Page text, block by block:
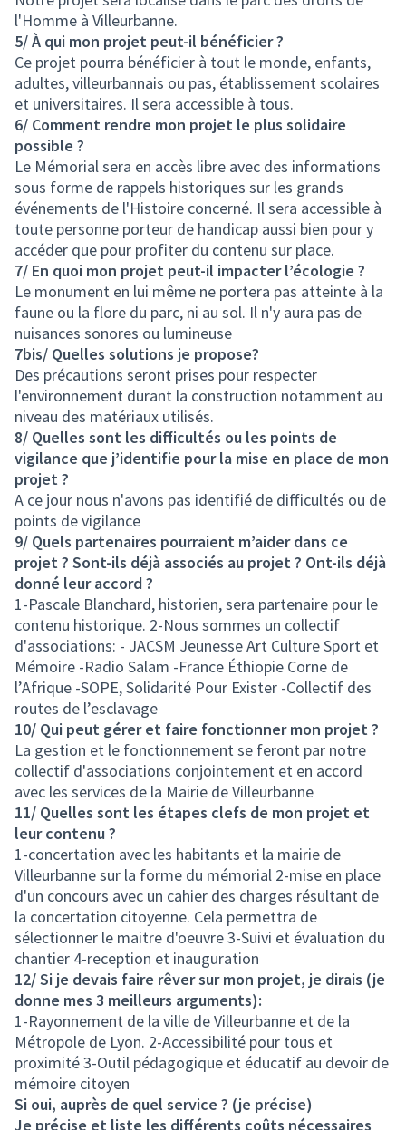
l'Homme à Villeurbanne.
5/ À qui mon projet peut-il bénéficier ?
Ce projet pourra bénéficier à tout le monde, enfants,
adultes, villeurbannais ou pas, établissement scolaires
et universitaires. Il sera accessible à tous.
6/ Comment rendre mon projet le plus solidaire
possible ?
Le Mémorial sera en accès libre avec des informations
sous forme de rappels historiques sur les grands
événements de l'Histoire concerné. Il sera accessible à
toute personne porteur de handicap aussi bien pour y
accéder que pour profiter du contenu sur place.
7/ En quoi mon projet peut-il impacter l’écologie ?
Le monument en lui même ne portera pas atteinte à la
faune ou la flore du parc, ni au sol. Il n'y aura pas de
nuisances sonores ou lumineuse
7bis/ Quelles solutions je propose?
Des précautions seront prises pour respecter
l'environnement durant la construction notamment au
niveau des matériaux utilisés.
8/ Quelles sont les difficultés ou les points de
vigilance que j’identifie pour la mise en place de mon
projet ?
A ce jour nous n'avons pas identifié de difficultés ou de
points de vigilance
9/ Quels partenaires pourraient m’aider dans ce
projet ? Sont-ils déjà associés au projet ? Ont-ils déjà
donné leur accord ?
1-Pascale Blanchard, historien, sera partenaire pour le
contenu historique. 2-Nous sommes un collectif
d'associations: - JACSM Jeunesse Art Culture Sport et
Mémoire -Radio Salam -France Éthiopie Corne de
l’Afrique -SOPE, Solidarité Pour Exister -Collectif des
routes de l’esclavage
10/ Qui peut gérer et faire fonctionner mon projet ?
La gestion et le fonctionnement se feront par notre
collectif d'associations conjointement et en accord
avec les services de la Mairie de Villeurbanne
11/ Quelles sont les étapes clefs de mon projet et
leur contenu ?
1-concertation avec les habitants et la mairie de
Villeurbanne sur la forme du mémorial 2-mise en place
d'un concours avec un cahier des charges résultant de
la concertation citoyenne. Cela permettra de
sélectionner le maitre d'oeuvre 3-Suivi et évaluation du
chantier 4-reception et inauguration
12/ Si je devais faire rêver sur mon projet, je dirais (je
donne mes 3 meilleurs arguments):
1-Rayonnement de la ville de Villeurbanne et de la
Métropole de Lyon. 2-Accessibilité pour tous et
proximité 3-Outil pédagogique et éducatif au devoir de
mémoire citoyen
Si oui, auprès de quel service ? (je précise)
Je précise et liste les différents coûts nécessaires